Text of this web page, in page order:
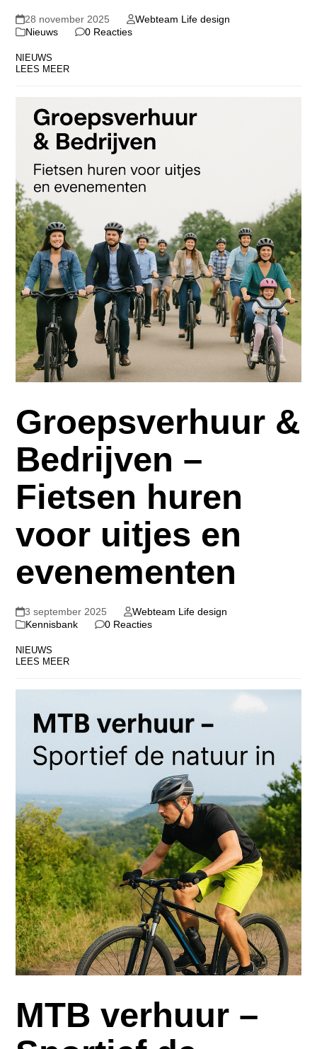
28 november 2025
Webteam Life design
Nieuws
0 Reacties
NIEUWS
LEES MEER
Groepsverhuur &
Bedrijven –
Fietsen huren
voor uitjes en
evenementen
3 september 2025
Webteam Life design
Kennisbank
0 Reacties
NIEUWS
LEES MEER
MTB verhuur –